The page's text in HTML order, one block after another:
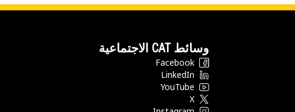
وسائط CAT الاجتماعية
Facebook
LinkedIn
YouTube
X